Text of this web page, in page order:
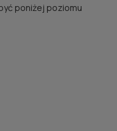
poniżej poziomu